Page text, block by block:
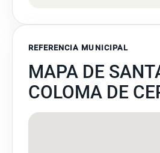
REFERENCIA MUNICIPAL
MAPA DE
COLOMA DE